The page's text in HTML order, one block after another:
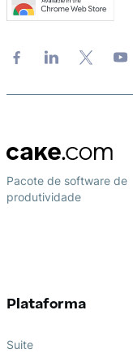
Pacote de software de
produtividade
Plataforma
Suite